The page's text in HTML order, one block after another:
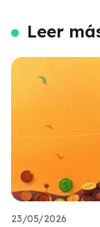
Leer
23/05/2026